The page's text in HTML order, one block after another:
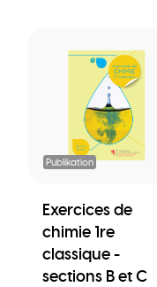
Publikation
Exercices de
chimie 1re
classique -
sections B et C